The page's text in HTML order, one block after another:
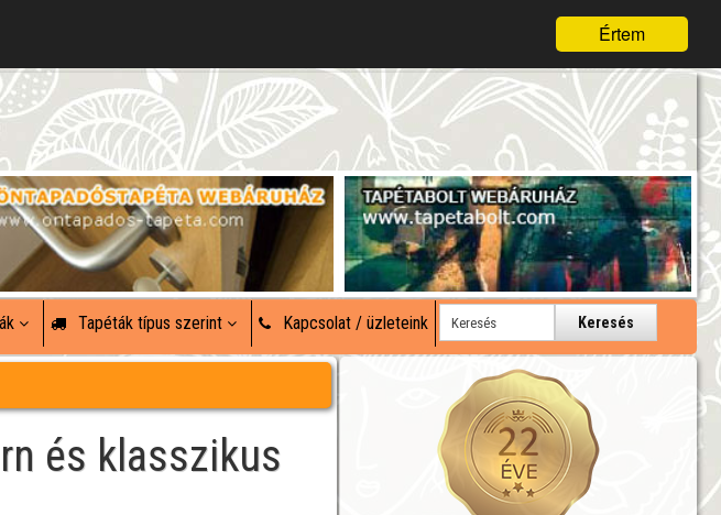
Értem
Tapéták típus szerint Kapcsolat / üzleteink Keresés
és klasszikus